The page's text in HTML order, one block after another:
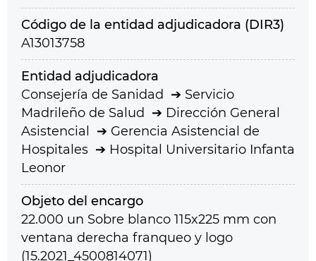
Código de la entidad adjudicadora (DIR3)
A13013758
Entidad adjudicadora
Consejería de Sanidad
Servicio
Madrileño de Salud
Dirección General
Asistencial
Gerencia Asistencial de
Hospitales
Hospital Universitario Infanta
Leonor
Objeto del encargo
22.000 un Sobre blanco 115x225 mm con
ventana derecha franqueo y logo
(15.2021_4500814071)